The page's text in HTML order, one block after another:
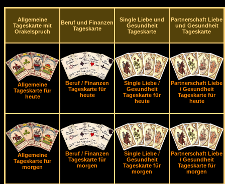
Allgemeine
Tageskarte mit
Orakelspruch
Beruf und Finanzen
Tageskarte
Single Liebe und
Gesundheit
Tageskarte
Partnerschaft Liebe
und Gesundheit
Tageskarte
Allgemeine
Tageskarte für
heute
Beruf / Finanzen
Tageskarte für
heute
Single Liebe /
Gesundheit
Tageskarte für
heute
Partnerschaft Liebe
/ Gesundheit
Tageskarte für
heute
Allgemeine
Tageskarte für
morgen
Beruf / Finanzen
Tageskarte für
morgen
Single Liebe /
Gesundheit
Tageskarte für
morgen
Partnerschaft Liebe
/ Gesundheit
Tageskarte für
morgen